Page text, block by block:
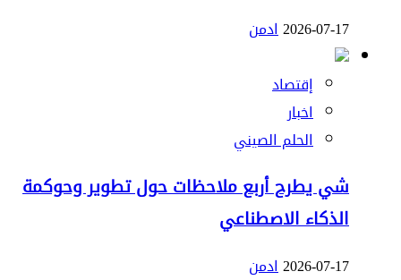
2026-07-17ادمن
إقتصاد
اخبار
الحلم الصيني
شي يطرح أربع ملاحظات حول تطوير وحوكمة
الذكاء الاصطناعي
2026-07-17ادمن